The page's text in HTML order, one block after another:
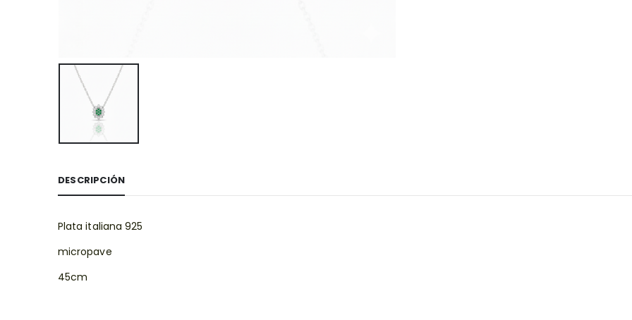
DESCRIPCIÓN
Plata italiana 925
micropave
45cm